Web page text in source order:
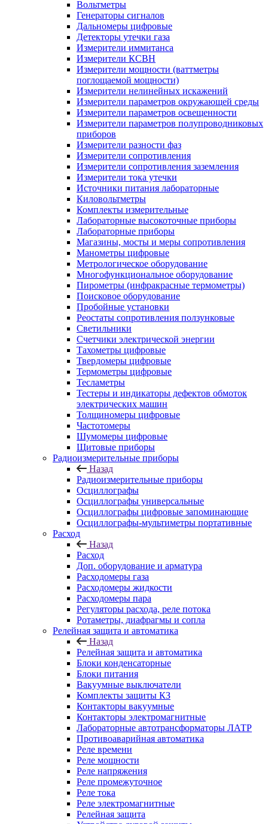
Вольтметры
Генераторы сигналов
Дальномеры цифровые
Детекторы утечки газа
Измерители иммитанса
Измерители КСВН
Измерители мощности (ваттметры
поглощаемой мощности)
Измерители нелинейных искажений
Измерители параметров окружающей среды
Измерители параметров освещенности
Измерители параметров полупроводниковых
приборов
Измерители разности фаз
Измерители сопротивления
Измерители сопротивления заземления
Измерители тока утечки
Источники питания лабораторные
Киловольтметры
Комплекты измерительные
Лабораторные высокоточные приборы
Лабораторные приборы
Магазины, мосты и меры сопротивления
Манометры цифровые
Метрологическое оборудование
Многофункциональное оборудование
Пирометры (инфракрасные термометры)
Поисковое оборудование
Пробойные установки
Реостаты сопротивления ползунковые
Светильники
Счетчики электрической энергии
Тахометры цифровые
Твердомеры цифровые
Термометры цифровые
Тесламетры
Тестеры и индикаторы дефектов обмоток
электрических машин
Толщиномеры цифровые
Частотомеры
Шумомеры цифровые
Щитовые приборы
Радиоизмерительные приборы
Назад
Радиоизмерительные приборы
Осциллографы
Осциллографы универсальные
Осциллографы цифровые запоминающие
Осциллографы-мультиметры портативные
Расход
Назад
Расход
Доп. оборудование и арматура
Расходомеры газа
Расходомеры жидкости
Расходомеры пара
Регуляторы расхода, реле потока
Ротаметры, диафрагмы и сопла
Релейная защита и автоматика
Назад
Релейная защита и автоматика
Блоки конденсаторные
Блоки питания
Вакуумные выключатели
Комплекты защиты КЗ
Контакторы вакуумные
Контакторы электромагнитные
Лабораторные автотрансформаторы ЛАТР
Противоаварийная автоматика
Реле времени
Реле мощности
Реле напряжения
Реле промежуточное
Реле тока
Реле электромагнитные
Релейная защита